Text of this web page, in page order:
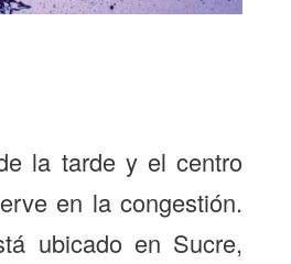
la tarde y el centro
en la congestión.
ubicado en Sucre,